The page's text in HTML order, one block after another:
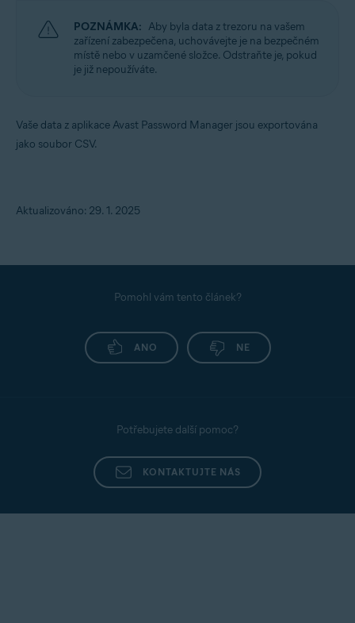
POZNÁMKA: Aby byla data z trezoru na vašem
zařízení zabezpečena, uchovávejte je na bezpečném
místě nebo v uzamčené složce. Odstraňte je, pokud
je již nepoužíváte.
Vaše data z aplikace Avast Password Manager jsou exportována
jako soubor CSV.
Aktualizováno: 29. 1. 2025
Pomohl vám tento článek?
ANO NE
Potřebujete další pomoc?
KONTAKTUJTE NÁS